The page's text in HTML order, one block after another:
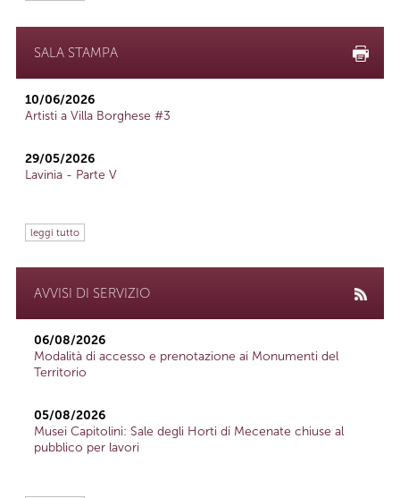
SALA STAMPA
10/06/2026
Artisti a Villa Borghese #3
29/05/2026
Lavinia - Parte V
leggi tutto
AVVISI DI SERVIZIO
06/08/2026
Modalità di accesso e prenotazione ai Monumenti del
Territorio
05/08/2026
Musei Capitolini: Sale degli Horti di Mecenate chiuse al
pubblico per lavori